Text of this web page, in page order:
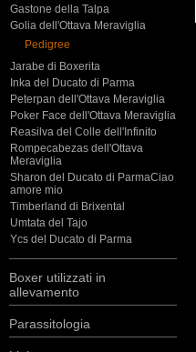
Gastone della Talpa
Golia dell'Ottava Meraviglia
Pedigree
Jarabe di Boxerita
Inka del Ducato di Parma
Peterpan dell'Ottava Meraviglia
Poker Face dell'Ottava Meraviglia
Reasilva del Colle dell'Infinito
Rompecabezas dell'Ottava
Meraviglia
Sharon del Ducato di ParmaCiao
amore mio
Timberland di Brixental
Umtata del Tajo
Ycs del Ducato di Parma
Boxer utilizzati in
allevamento
Parassitologia